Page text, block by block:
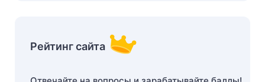
Рейтинг сайта